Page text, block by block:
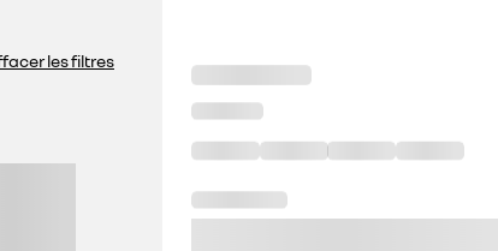
les filtres